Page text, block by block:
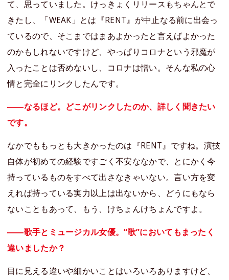
て、思っていました。けっきょくリリースもちゃんとで
きたし、「WEAK」とは『RENT』が中止なる前に出会っ
ているので、そこまではまあよかったと言えばよかった
のかもしれないですけど、やっぱりコロナという邪魔が
入ったことは否めないし、コロナは憎い。そんな私の心
情と完全にリンクしたんです。
――なるほど。どこがリンクしたのか、詳しく聞きたい
です。
なかでももっとも大きかったのは『RENT』ですね。演技
自体が初めての経験ですごく不安ななかで、とにかく今
持っているものをすべて出さなきゃいない。言い方を変
えれば持っている実力以上は出ないから、どうにもなら
ないこともあって、もう、けちょんけちょんですよ。
――歌手とミュージカル女優。“歌”においてもまったく
違いましたか？
目に見える違いや細かいことはいろいろありますけど、